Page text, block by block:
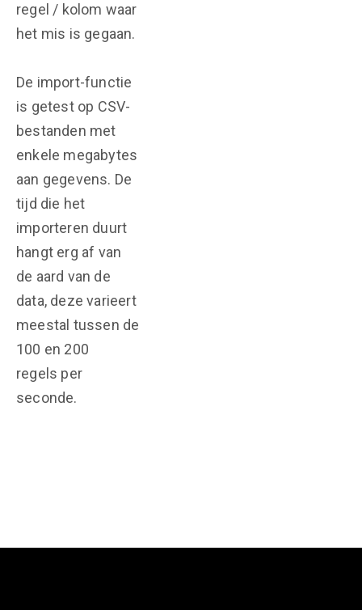
regel / kolom waar
het mis is gegaan.
De import-functie
is getest op CSV-
bestanden met
enkele megabytes
aan gegevens. De
tijd die het
importeren duurt
hangt erg af van
de aard van de
data, deze varieert
meestal tussen de
100 en 200
regels per
seconde.